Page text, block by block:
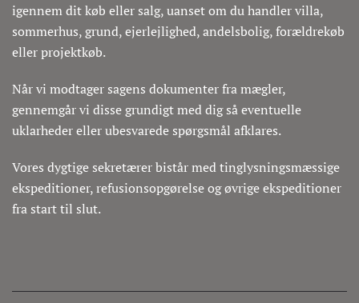
igennem dit køb eller salg, uanset om du handler villa,
sommerhus, grund, ejerlejlighed, andelsbolig, forældrekøb
eller projektkøb.
Når vi modtager sagens dokumenter fra mægler,
gennemgår vi disse grundigt med dig så eventuelle
uklarheder eller ubesvarede spørgsmål afklares.
Vores dygtige sekretærer bistår med tinglysningsmæssige
ekspeditioner, refusionsopgørelse og øvrige ekspeditioner
fra start til slut.